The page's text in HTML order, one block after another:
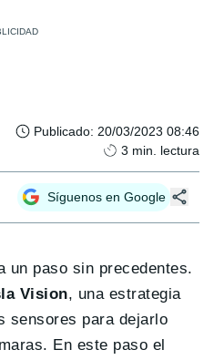
Publicado: 20/03/2023 08:46
3 min. lectura
Síguenos en Google
un paso sin precedentes.
Vision, una estrategia
sensores para dejarlo
En este paso el